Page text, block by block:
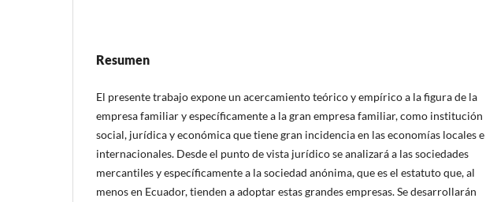
Resumen
El presente trabajo expone un acercamiento teórico y empírico a la figura de la
empresa familiar y específicamente a la gran empresa familiar, como institución
social, jurídica y económica que tiene gran incidencia en las economías locales e
internacionales. Desde el punto de vista jurídico se analizará a las sociedades
mercantiles y específicamente a la sociedad anónima, que es el estatuto que, al
menos en Ecuador, tienden a adoptar estas grandes empresas. Se desarrollarán